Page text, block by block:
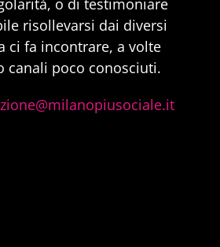
risollevarsi dai diversi
ci fa incontrare, a volte
canali poco conosciuti.